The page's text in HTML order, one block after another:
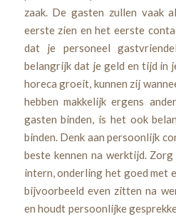
zaak. De gasten zullen vaak
eerste zien en het eerste
dat je personeel
belangrijk dat je geld en tijd in
horeca groeit, kunnen zij
hebben makkelijk ergens
gasten binden, is het ook
binden. Denk aan persoonlijk
beste kennen na werktijd.
intern, onderling het goed met
bijvoorbeeld even zitten na
en houdt persoonlijke